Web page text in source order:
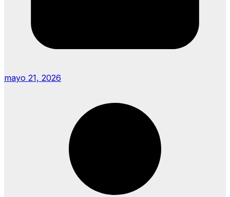
mayo 21, 2026